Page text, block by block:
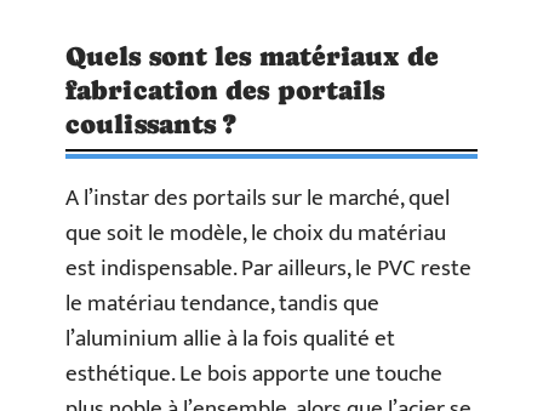
Quels sont les matériaux de
fabrication des portails
coulissants ?
A l’instar des portails sur le marché, quel
que soit le modèle, le choix du matériau
est indispensable. Par ailleurs, le PVC reste
le matériau tendance, tandis que
l’aluminium allie à la fois qualité et
esthétique. Le bois apporte une touche